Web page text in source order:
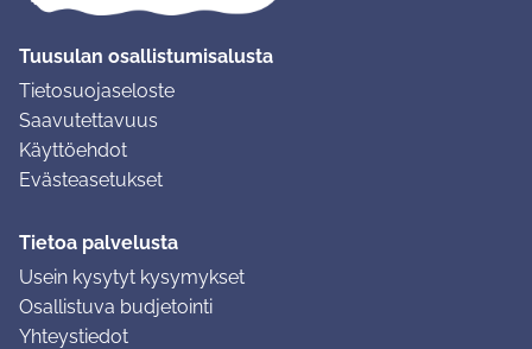
Tuusulan osallistumisalusta
Tietosuojaseloste
Saavutettavuus
Käyttöehdot
Evästeasetukset
Tietoa palvelusta
Usein kysytyt kysymykset
Osallistuva budjetointi
Yhteystiedot